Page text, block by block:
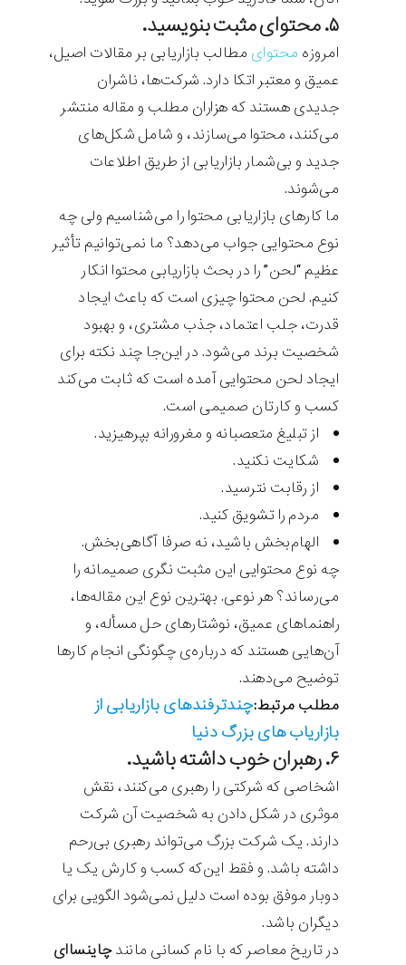
۵. محتوای مثبت بنویسید.
امروزه محتوای مطالب بازاریابی بر مقالات اصیل،
عمیق و معتبر اتکا دارد. شرکت‌ها، ناشران
جدیدی هستند که هزاران مطلب و مقاله منتشر
می‌کنند، محتوا می‌سازند، و شامل شکل‌های
جدید و بی‌شمار بازاریابی از طریق اطلاعات
می‌شوند.
ما کارهای بازاریابی محتوا را می‌شناسیم ولی چه
نوع محتوایی جواب می‌دهد؟ ما نمی‌توانیم تأثیر
عظیم “لحن” را در بحث بازاریابی محتوا انکار
کنیم. لحن محتوا چیزی است که باعث ایجاد
قدرت، جلب اعتماد، جذب مشتری، و بهبود
شخصیت برند می‌شود. در این‌جا چند نکته برای
ایجاد لحن محتوایی آمده است که ثابت می‌کند
کسب و کارتان صمیمی است.
از تبلیغ متعصبانه و مغرورانه بپرهیزید.
شکایت نکنید.
از رقابت نترسید.
مردم را تشویق کنید.
الهام‌بخش باشید، نه صرفا آگاهی‌بخش.
چه نوع محتوایی این مثبت نگری صمیمانه را
می‌رساند؟ هر نوعی. بهترین نوع این مقاله‌ها،
راهنماهای عمیق، نوشتارهای حل مسأله، و
آن‌هایی هستند که درباره‌ی چگونگی انجام کارها
توضیح می‌دهند.
مطلب مرتبط:چندترفندهای بازاریابی از
بازاریاب های بزرگ دنیا
۶. رهبران خوب داشته باشید.
اشخاصی که شرکتی را رهبری می‌کنند، نقش
موثری در شکل دادن به شخصیت آن شرکت
دارند. یک شرکت بزرگ می‌تواند رهبری بی‌رحم
داشته باشد. و فقط این‌که کسب و کارش یک یا
دوبار موفق بوده است دلیل نمی‌شود الگویی برای
دیگران باشد.
در تاریخ معاصر که با نام کسانی مانندچاینسا‌ای